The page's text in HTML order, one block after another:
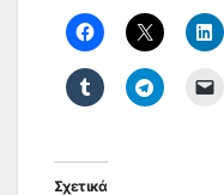
Σχετικά